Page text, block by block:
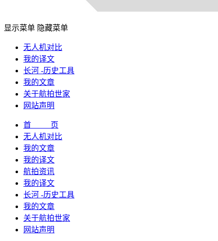
显示菜单 隐藏菜单
无人机对比
我的译文
长河 -历史工具
我的文章
关于航拍世家
网站声明
首 页
无人机对比
我的文章
我的译文
航拍资讯
我的译文
长河 -历史工具
我的文章
关于航拍世家
网站声明